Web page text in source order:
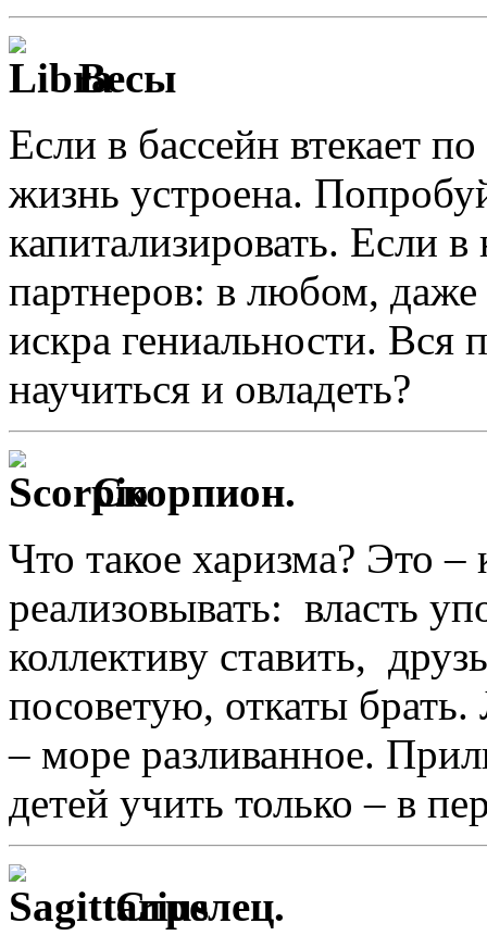
Весы
Если в бассейн втекает
жизнь устроена.
капитализировать. Если
партнеров: в любом,
искра гениальности. Вся
научиться и овладеть?
Скорпион.
Что такое харизма? Это –
реализовывать: власть
коллективу ставить,
посоветую, откаты
– море разливанное.
детей учить только – в
Стрелец.